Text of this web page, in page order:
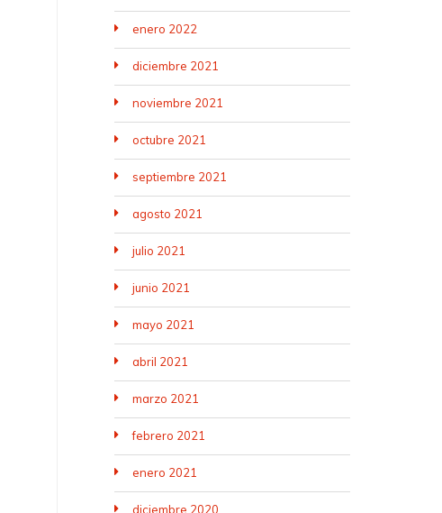
enero 2022
diciembre 2021
noviembre 2021
octubre 2021
septiembre 2021
agosto 2021
julio 2021
junio 2021
mayo 2021
abril 2021
marzo 2021
febrero 2021
enero 2021
diciembre 2020